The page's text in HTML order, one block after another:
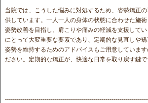
当院では、こうした悩みに対処するため、姿勢矯正
供しています。一人一人の身体の状態に合わせた施
姿勢改善を目指し、肩こりや痛みの軽減を支援して
にとって大変重要な要素であり、定期的な見直しや
姿勢を維持するためのアドバイスもご用意していま
ださい。定期的な矯正が、快適な日常を取り戻す鍵で